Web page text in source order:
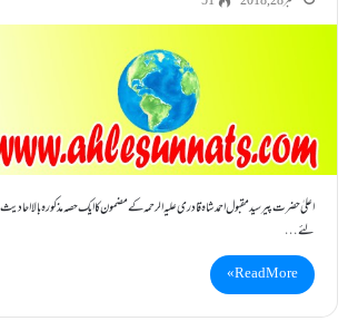
اعلیٰ حضرت پیرسیدمقبول احمدشاہ قادری علیہ الرحمہ کے مضمون کاایک حصہ مذکورہ بالا
لئے…
Read More »